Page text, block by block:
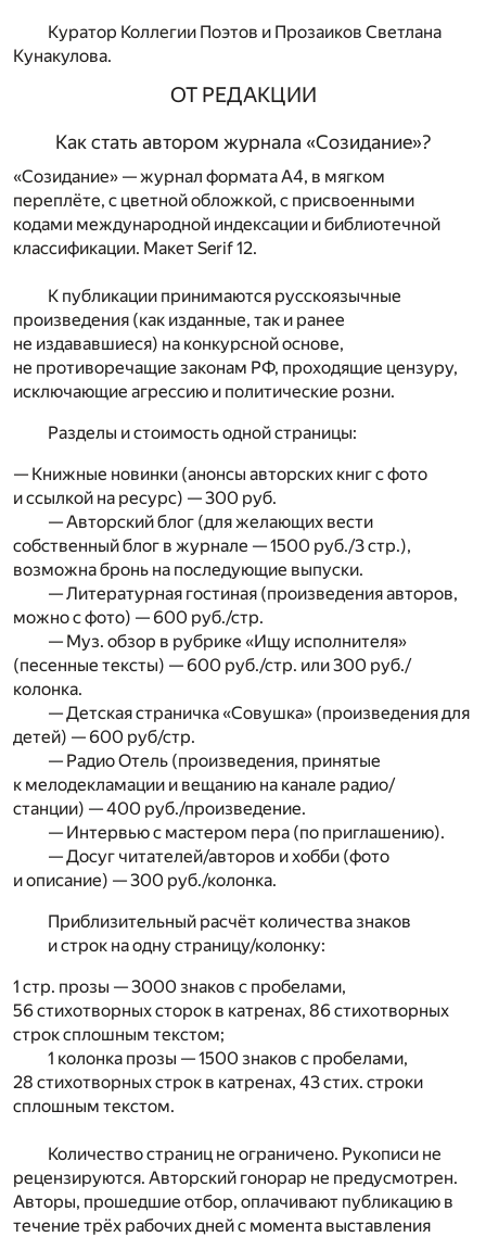
Куратор Коллегии Поэтов и Прозаиков Светлана
Кунакулова.
ОТ РЕДАКЦИИ
Как стать автором журнала «Созидание»?
«Созидание» — журнал формата А4, в мягком
переплёте, с цветной обложкой, с присвоенными
кодами международной индексации и библиотечной
классификации. Макет Serif 12.
К публикации принимаются русскоязычные
произведения (как изданные, так и ранее
не издававшиеся) на конкурсной основе,
не противоречащие законам РФ, проходящие цензуру,
исключающие агрессию и политические розни.
Разделы и стоимость одной страницы:
— Книжные новинки (анонсы авторских книг с фото
и ссылкой на ресурс) — 300 руб.
— Авторский блог (для желающих вести
собственный блог в журнале — 1500 руб./3 стр.),
возможна бронь на последующие выпуски.
— Литературная гостиная (произведения авторов,
можно с фото) — 600 руб./стр.
— Муз. обзор в рубрике «Ищу исполнителя»
(песенные тексты) — 600 руб./стр. или 300 руб./
колонка.
— Детская страничка «Совушка» (произведения для
детей) — 600 руб/стр.
— Радио Отель (произведения, принятые
к мелодекламации и вещанию на канале радио/
станции) — 400 руб./произведение.
— Интервью с мастером пера (по приглашению).
— Досуг читателей/авторов и хобби (фото
и описание) — 300 руб./колонка.
Приблизительный расчёт количества знаков
и строк на одну страницу/колонку:
1 стр. прозы — 3000 знаков с пробелами,
56 стихотворных сторок в катренах, 86 стихотворных
строк сплошным текстом;
1 колонка прозы — 1500 знаков с пробелами,
28 стихотворных строк в катренах, 43 стих. строки
сплошным текстом.
Количество страниц не ограничено. Рукописи не
рецензируются. Авторский гонорар не предусмотрен.
Авторы, прошедшие отбор, оплачивают публикацию в
течение трёх рабочих дней с момента выставления